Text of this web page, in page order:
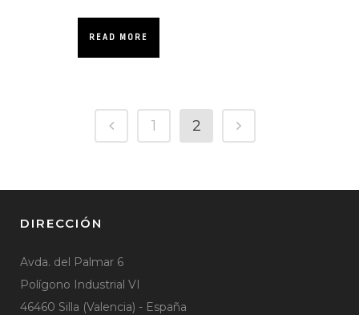
READ MORE
1 2
DIRECCIÓN
Avda. del Palmar 6
Polígono Industrial VI
46460 Silla (Valencia) - España